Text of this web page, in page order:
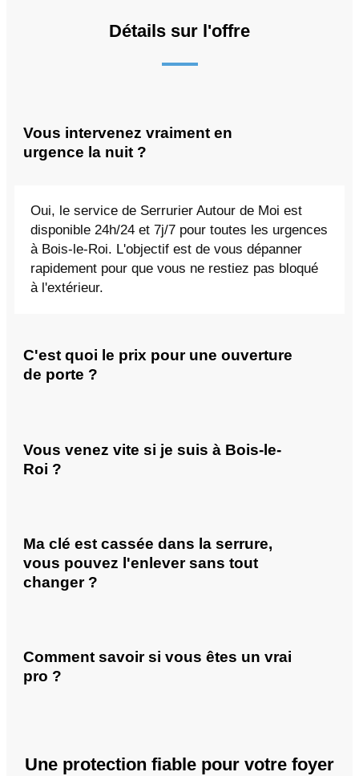
Détails sur l'offre
Vous intervenez vraiment en
urgence la nuit ?
Oui, le service de Serrurier Autour de Moi est
disponible 24h/24 et 7j/7 pour toutes les urgences
à Bois-le-Roi. L'objectif est de vous dépanner
rapidement pour que vous ne restiez pas bloqué
à l'extérieur.
C'est quoi le prix pour une ouverture
de porte ?
Vous venez vite si je suis à Bois-le-
Roi ?
Ma clé est cassée dans la serrure,
vous pouvez l'enlever sans tout
changer ?
Comment savoir si vous êtes un vrai
pro ?
Une protection fiable pour votre foyer